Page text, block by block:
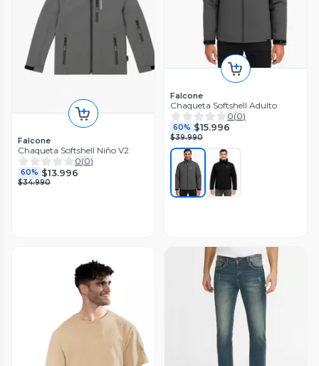
Falcone
Chaqueta Softshell Niño V2
0(0)
60% $13.996
$34.990
Falcone
Chaqueta Softshell Adulto
0(0)
60% $15.996
$39.990